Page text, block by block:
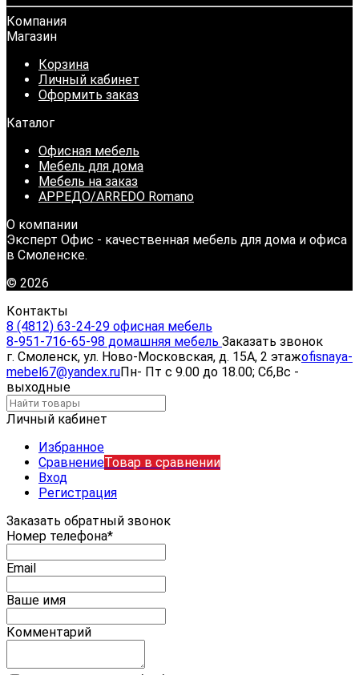
Компания
Магазин
Корзина
Личный кабинет
Оформить заказ
Каталог
Офисная мебель
Мебель для дома
Мебель на заказ
АРРЕДО/ARREDO Romano
О компании
Эксперт Офис - качественная мебель для дома и офиса
в Смоленске.
© 2026
Контакты
8 (4812) 63-24-29 офисная мебель
8-951-716-65-98 домашняя мебель Заказать звонок
г. Смоленск, ул. Ново-Московская, д. 15А, 2 этажofisnaya-
mebel67@yandex.ruПн- Пт с 9.00 до 18.00; Сб,Вс -
выходные
Личный кабинет
Избранное
СравнениеТовар в сравнении
Вход
Регистрация
Заказать обратный звонок
Номер телефона*
Email
Ваше имя
Комментарий